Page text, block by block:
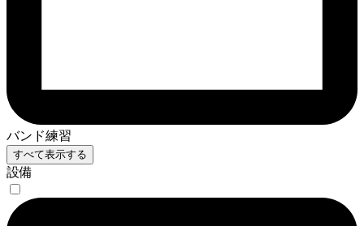
バンド練習
すべて表示する
設備